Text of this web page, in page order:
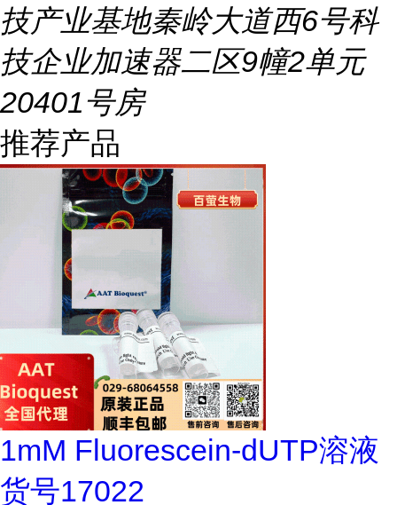
技产业基地秦岭大道西6号科
技企业加速器二区9幢2单元
20401号房
推荐产品
1mM Fluorescein-dUTP溶液
货号17022